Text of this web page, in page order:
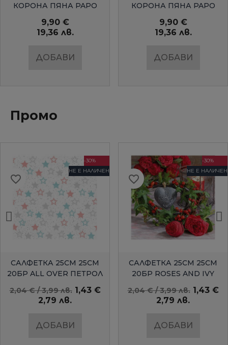
КОРОНА ПЯНА PAPO
9,90 €
19,36 лв.
ДОБАВИ
КОРОНА ПЯНА PAPO
9,90 €
19,36 лв.
ДОБАВИ
Промо
БЪРЗ ПРЕГЛЕД
-30%
НЕ Е НАЛИЧЕН
САЛФЕТКА 25СМ 25СМ
20БР ALL OVER ПЕТРОЛ
2,04 € / 3,99 лв. 1,43 €
2,79 лв.
ДОБАВИ
favorite_border
БЪРЗ ПРЕГЛЕД
-30%
НЕ Е НАЛИЧЕН
САЛФЕТКА 25СМ 25СМ
20БР ROSES AND IVY
AMBIENTE
2,04 € / 3,99 лв. 1,43 €
2,79 лв.
ДОБАВИ
favorite_border